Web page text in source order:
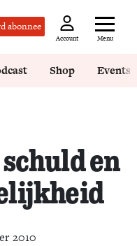
abonnee
Account Menu
Shop Events
en
2010